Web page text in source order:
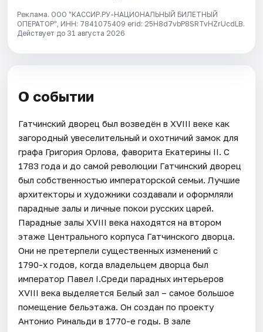
Реклама. ООО "КАССИР.РУ-НАЦИОНАЛЬНЫЙ БИЛЕТНЫЙ
ОПЕРАТОР", ИНН: 7841075409 erid: 25H8d7vbP8SRTvHZrUcdLB.
Действует до 31 августа 2026
О событии
Гатчинский дворец был возведён в XVIII веке как
загородный увеселительный и охотничий замок для
графа Григория Орлова, фаворита Екатерины II. С
1783 года и до самой революции Гатчинский дворец
был собственностью императорской семьи. Лучшие
архитекторы и художники создавали и оформляли
парадные залы и личные покои русских царей.
Парадные залы XVIII века находятся на втором
этаже Центрального корпуса Гатчинского дворца.
Они не претерпели существенных изменений с
1790-х годов, когда владельцем дворца был
император Павел I.Среди парадных интерьеров
XVIII века выделяется Белый зал – самое большое
помещение бельэтажа. Он создан по проекту
Антонио Ринальди в 1770-е годы. В зале